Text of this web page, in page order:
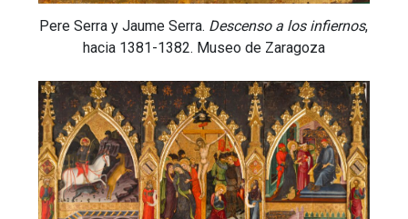
Pere Serra y Jaume Serra. Descenso a los infiernos,
hacia 1381-1382. Museo de Zaragoza